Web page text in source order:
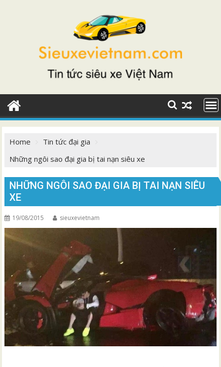
Home
Tin tức đại gia
Những ngôi sao đại gia bị tai nạn siêu xe
NHỮNG NGÔI SAO ĐẠI GIA BỊ TAI NẠN SIÊU
XE
19/08/2015 sieuxevietnam